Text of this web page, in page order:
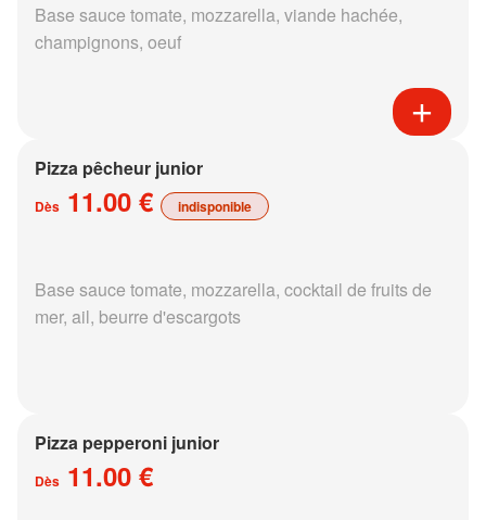
Base sauce tomate, mozzarella, viande hachée,
champignons, oeuf
Pizza pêcheur junior
Dès 11.00 € indisponible
Base sauce tomate, mozzarella, cocktail de fruits de
mer, ail, beurre d'escargots
Pizza pepperoni junior
Dès 11.00 €